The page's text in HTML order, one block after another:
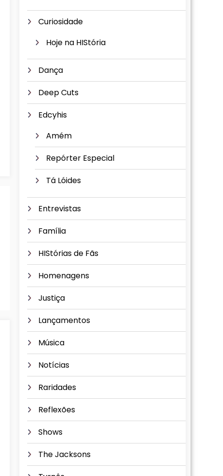
Curiosidade
Hoje na HIStória
Dança
Deep Cuts
Edcyhis
Amém
Repórter Especial
Tá Lóides
Entrevistas
Família
HIStórias de Fãs
Homenagens
Justiça
Lançamentos
Música
Notícias
Raridades
Reflexões
Shows
The Jacksons